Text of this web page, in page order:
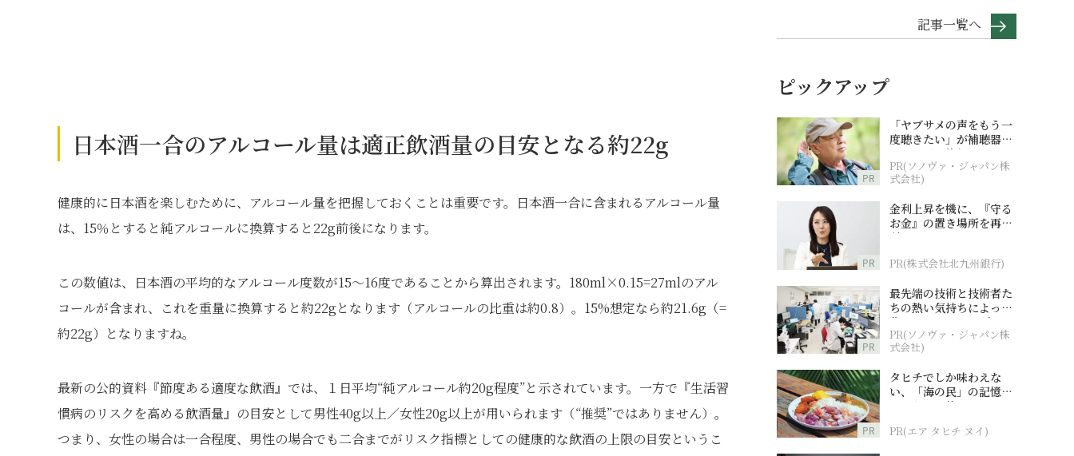
日本酒一合のアルコール量は適正飲酒量の目安となる約22g
健康的に日本酒を楽しむために、アルコール量を把握しておくことは重要です。日本酒一合に含まれるアルコール量
は、15％とすると純アルコールに換算すると22g前後になります。
この数値は、日本酒の平均的なアルコール度数が15〜16度であることから算出されます。180ml×0.15=27mlのアル
コールが含まれ、これを重量に換算すると約22gとなります（アルコールの比重は約0.8）。15%想定なら約21.6g（=
約22g）となりますね。
最新の公的資料『節度ある適度な飲酒』では、１日平均“純アルコール約20g程度”と示されています。一方で『生活習
慣病のリスクを高める飲酒量』の目安として男性40g以上／女性20g以上が用いられます（“推奨”ではありません）。
つまり、女性の場合は一合程度、男性の場合でも二合までがリスク指標としての健康的な飲酒の上限の目安というこ
記事一覧へ
ピックアップ
PR
「ヤブサメの声をもう一
度聴きたい」が補聴器チ
ャレンジの後押しに
PR(ソノヴァ・ジャパン株
式会社)
PR
金利上昇を機に、『守る
お金』の置き場所を再検
討
PR(株式会社北九州銀行)
PR
最先端の技術と技術者た
ちの熱い気持ちによって
作られているオーダーメ
イド補聴器
PR(ソノヴァ・ジャパン株
式会社)
PR
タヒチでしか味わえな
い、「海の民」の記憶へ
とつながる旅
PR(エア タヒチ ヌイ)